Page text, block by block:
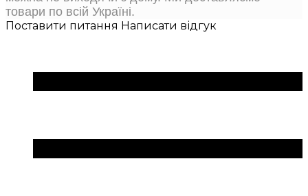
товари по всій Україні.
Поставити питання Написати відгук